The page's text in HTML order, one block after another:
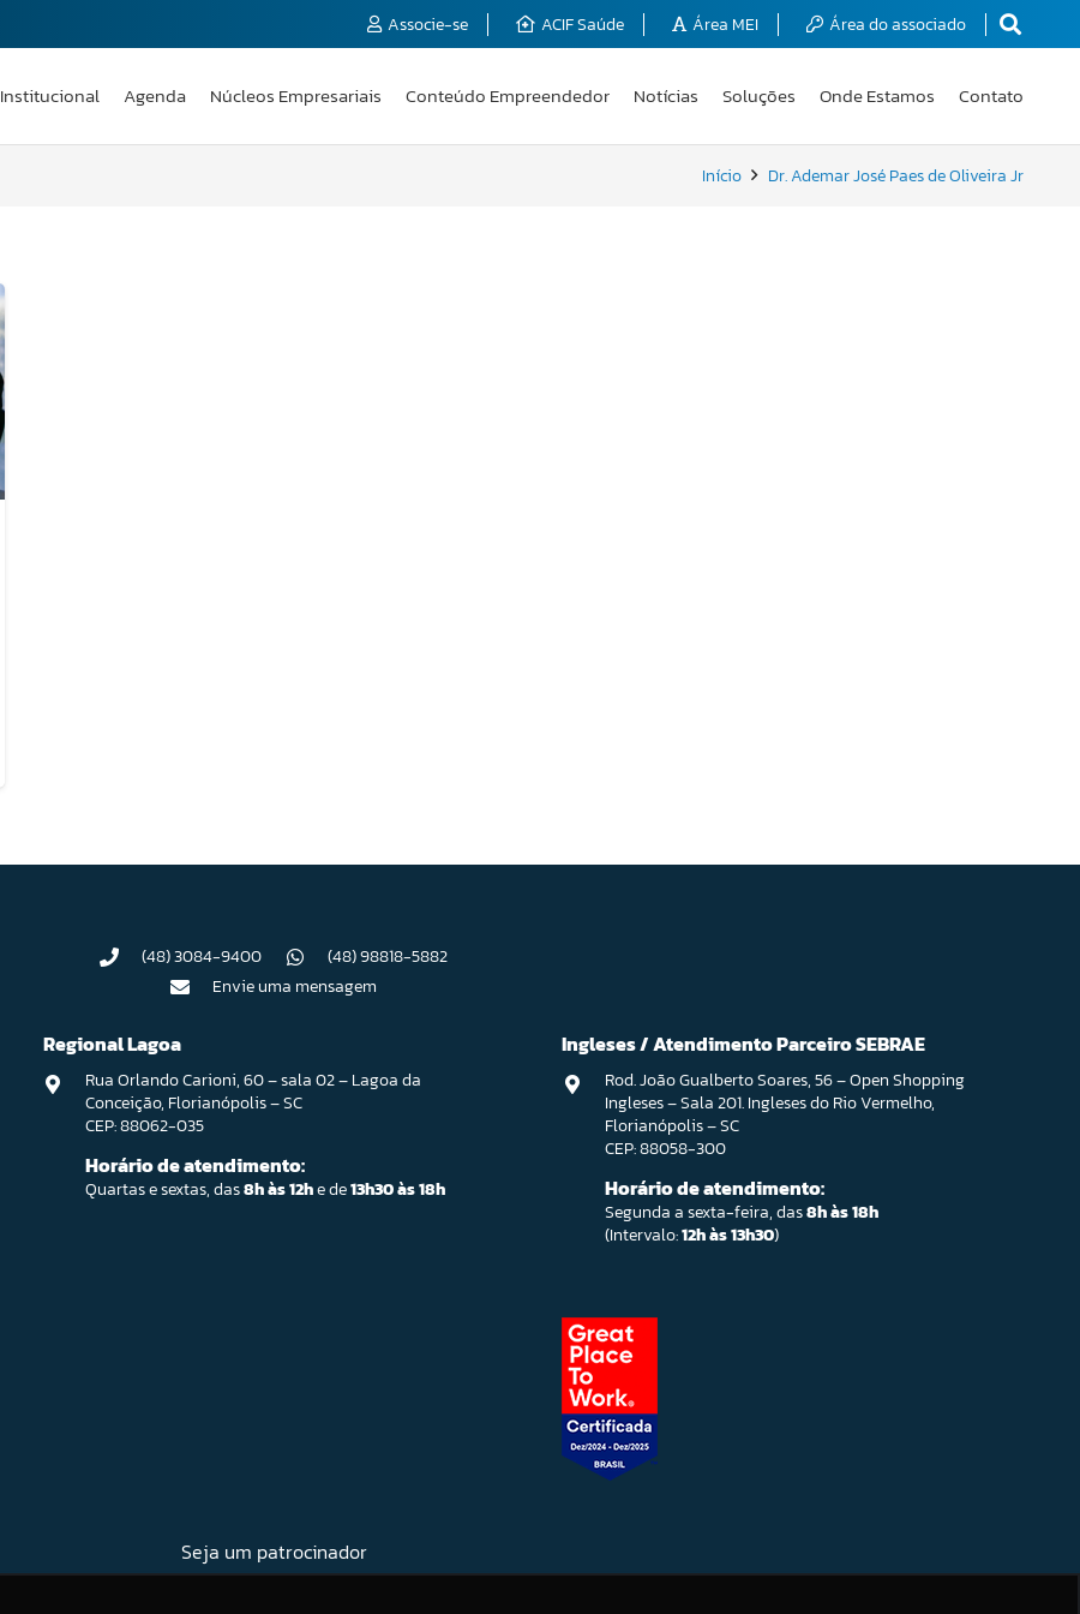
Associe-se ACIF Saúde Área MEI Área do associado
Institucional Agenda Núcleos Empresariais Conteúdo Empreendedor Notícias Soluções Onde Estamos Contato
Início Dr. Ademar José Paes de Oliveira Jr
(48) 3084-9400
(48) 98818-5882
Envie uma mensagem
Regional Lagoa
Rua Orlando Carioni, 60 – sala 02 – Lagoa da
Conceição, Florianópolis – SC
CEP: 88062-035
Horário de atendimento:
Quartas e sextas, das8h às 12he de13h30 às 18h
Ingleses / Atendimento Parceiro SEBRAE
Rod. João Gualberto Soares, 56 – Open Shopping
Ingleses – Sala 201. Ingleses do Rio Vermelho,
Florianópolis – SC
CEP: 88058-300
Horário de atendimento:
Segunda a sexta-feira, das8h às 18h
(Intervalo:12h às 13h30)
Seja um patrocinador